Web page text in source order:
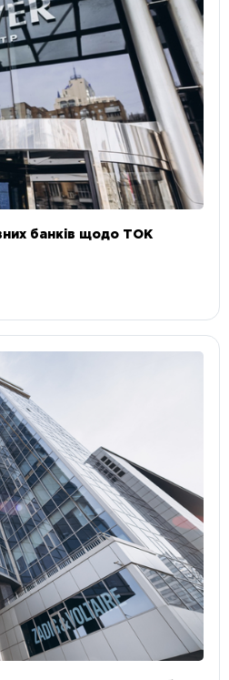
банків щодо ТОК